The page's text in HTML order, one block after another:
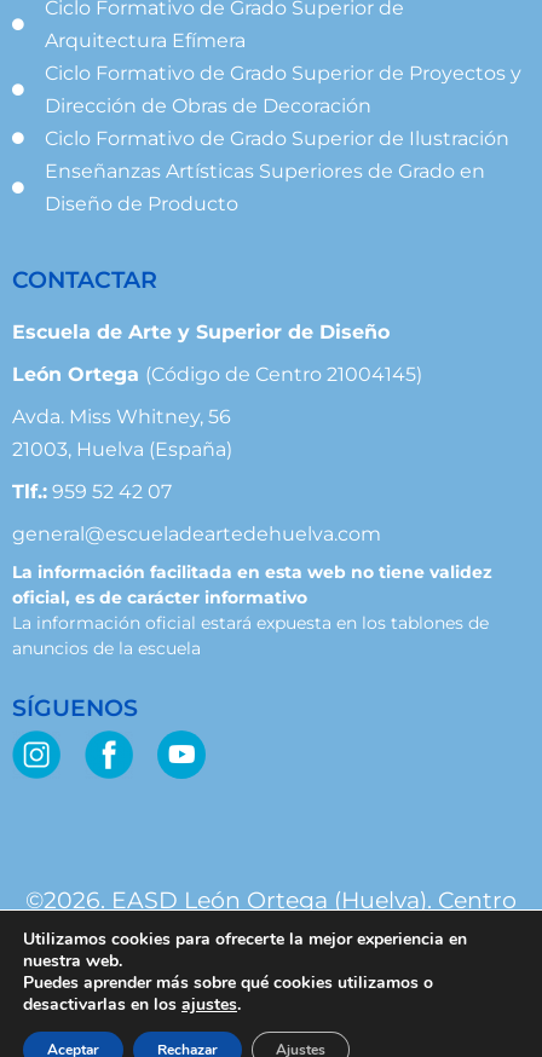
Ciclo Formativo de Grado Superior de
Arquitectura Efímera
Ciclo Formativo de Grado Superior de Proyectos y
Dirección de Obras de Decoración
Ciclo Formativo de Grado Superior de Ilustración
Enseñanzas Artísticas Superiores de Grado en
Diseño de Producto
CONTACTAR
Escuela de Arte y Superior de Diseño
León Ortega (Código de Centro 21004145)
Avda. Miss Whitney, 56
21003, Huelva (España)
Tlf.: 959 52 42 07
general@escueladeartedehuelva.com
La información facilitada en esta web no tiene validez
oficial, es de carácter informativo
La información oficial estará expuesta en los tablones de
anuncios de la escuela
SÍGUENOS
©2026. EASD León Ortega (Huelva). Centro
público. Junta de Andalucía.
Utilizamos cookies para ofrecerte la mejor experiencia en
nuestra web.
Puedes aprender más sobre qué cookies utilizamos o
desactivarlas en los ajustes.
Aceptar Rechazar Ajustes